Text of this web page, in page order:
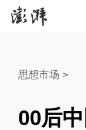
思想市场 >
00后